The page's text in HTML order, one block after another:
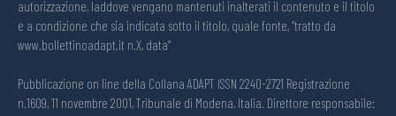
autorizzazione, laddove vengano mantenuti inalterati il contenuto e il titolo
e a condizione che sia indicata sotto il titolo, quale fonte, “tratto da
www.bollettinoadapt.it n.X, data“
Pubblicazione on line della Collana ADAPT ISSN 2240-2721 Registrazione
n.1609, 11 novembre 2001, Tribunale di Modena, Italia. Direttore responsabile: